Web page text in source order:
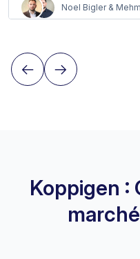
Noel Bigler &
Koppigen :